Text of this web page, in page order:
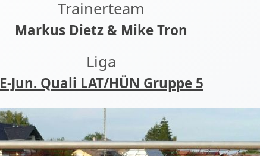
Trainerteam
Markus Dietz & Mike Tron
Liga
E-Jun. Quali LAT/HÜN Gruppe 5